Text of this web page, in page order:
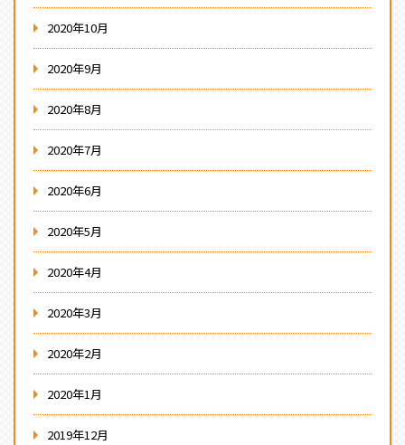
2020年10月
2020年9月
2020年8月
2020年7月
2020年6月
2020年5月
2020年4月
2020年3月
2020年2月
2020年1月
2019年12月